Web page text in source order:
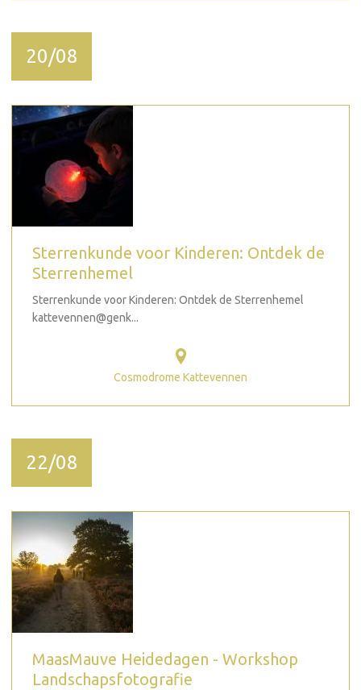
20/08
Sterrenkunde voor Kinderen: Ontdek de
Sterrenhemel
Sterrenkunde voor Kinderen: Ontdek de Sterrenhemel
kattevennen@genk...
Cosmodrome Kattevennen
22/08
MaasMauve Heidedagen - Workshop
Landschapsfotografie